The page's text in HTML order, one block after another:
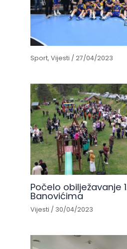
Sport,Vijesti /27/04/2023
Počelo obilježavanje
Banovićima
Vijesti / 30/04/2023